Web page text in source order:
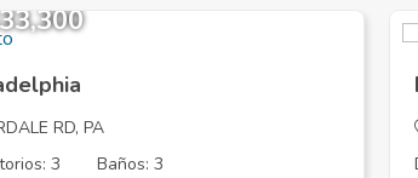
RD, PA
3
Baños: 3